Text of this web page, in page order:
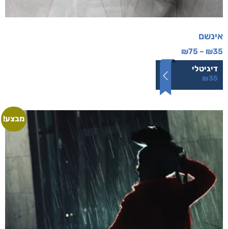
אינשם
₪35
–
₪75
דיגיטלי
₪35
מבצע!